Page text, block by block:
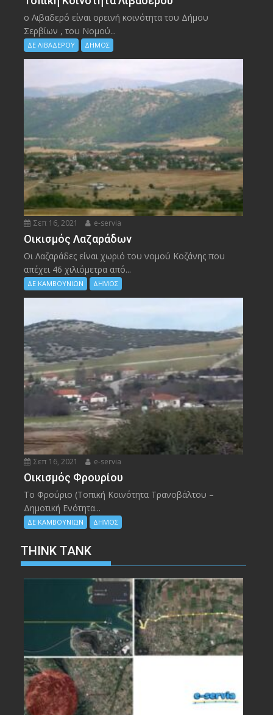
ο Λιβαδερό είναι ορεινή κοινότητα του Δήμου
Σερβίων , του Νομού...
ΔΕ ΛΙΒΑΔΕΡΟΥ ΔΗΜΟΣ
Σεπ 16, 2021 e-servia
Οικισμός Λαζαράδων
Οι Λαζαράδες είναι χωριό του νομού Κοζάνης που
απέχει 46 χιλιόμετρα από...
ΔΕ ΚΑΜΒΟΥΝΙΩΝ ΔΗΜΟΣ
Σεπ 16, 2021 e-servia
Οικισμός Φρουρίου
Το Φρούριο (Τοπική Κοινότητα Τρανοβάλτου –
Δημοτική Ενότητα...
ΔΕ ΚΑΜΒΟΥΝΙΩΝ ΔΗΜΟΣ
THINK TANK